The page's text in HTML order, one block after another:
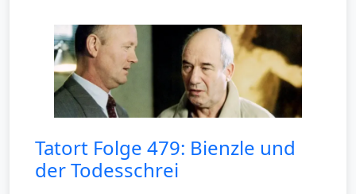
Tatort Folge 479: Bienzle und
der Todesschrei